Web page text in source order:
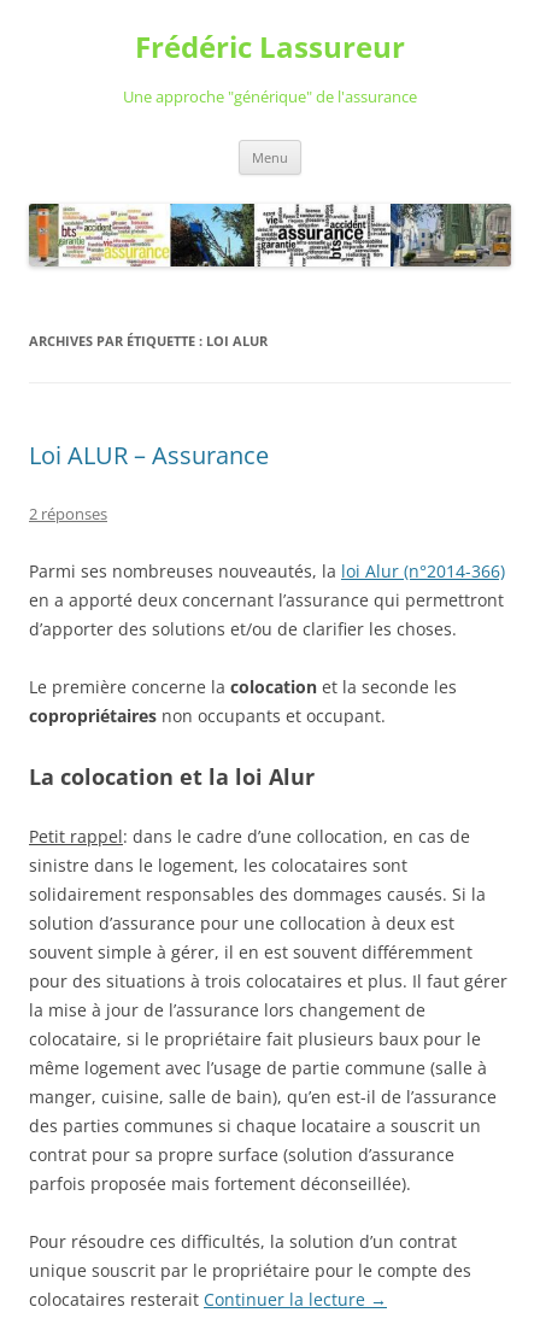
Frédéric Lassureur
Une approche "générique" de l'assurance
Menu
ARCHIVES PAR ÉTIQUETTE : LOI ALUR
Loi ALUR – Assurance
2 réponses
Parmi ses nombreuses nouveautés, la loi Alur (n°2014-366)
en a apporté deux concernant l’assurance qui permettront
d’apporter des solutions et/ou de clarifier les choses.
Le première concerne la colocation et la seconde les
copropriétaires non occupants et occupant.
La colocation et la loi Alur
Petit rappel: dans le cadre d’une collocation, en cas de
sinistre dans le logement, les colocataires sont
solidairement responsables des dommages causés. Si la
solution d’assurance pour une collocation à deux est
souvent simple à gérer, il en est souvent différemment
pour des situations à trois colocataires et plus. Il faut gérer
la mise à jour de l’assurance lors changement de
colocataire, si le propriétaire fait plusieurs baux pour le
même logement avec l’usage de partie commune (salle à
manger, cuisine, salle de bain), qu’en est-il de l’assurance
des parties communes si chaque locataire a souscrit un
contrat pour sa propre surface (solution d’assurance
parfois proposée mais fortement déconseillée).
Pour résoudre ces difficultés, la solution d’un contrat
unique souscrit par le propriétaire pour le compte des
colocataires resterait Continuer la lecture →